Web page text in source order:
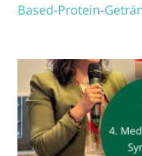
Based-Protein-